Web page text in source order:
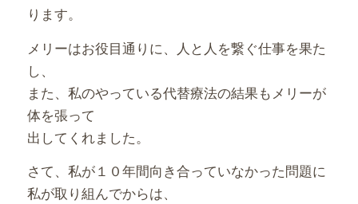
ります。
メリーはお役目通りに、人と人を繋ぐ仕事を果た
し、
また、私のやっている代替療法の結果もメリーが
体を張って
出してくれました。
さて、私が１０年間向き合っていなかった問題に
私が取り組んでからは、